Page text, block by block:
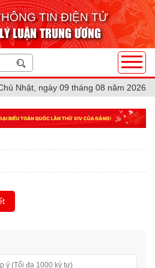
TIN ĐIỆN TỬ
LUẬN TRUNG ƯƠNG
Nhật, ngày 09 tháng 08 năm 2026